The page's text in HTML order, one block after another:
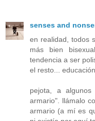
senses and
en realidad, todos
más bien
tendencia a ser
el resto...
pejota, a
armario". llámalo
armario (a mí es